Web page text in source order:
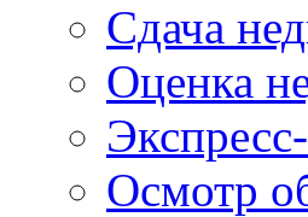
Сдача
Оценка
Осмотр